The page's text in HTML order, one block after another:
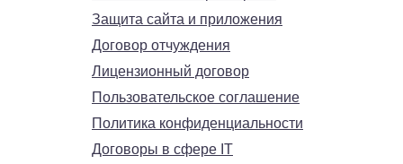
Защита сайта и приложения
Договор отчуждения
Лицензионный договор
Пользовательское соглашение
Политика конфиденциальности
Договоры в сфере IT